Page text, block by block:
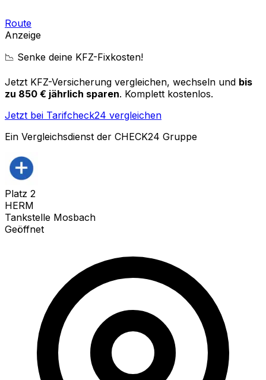
Route
Anzeige
📉 Senke deine KFZ-Fixkosten!
Jetzt KFZ-Versicherung vergleichen, wechseln und bis
zu 850 € jährlich sparen. Komplett kostenlos.
Jetzt bei Tarifcheck24 vergleichen
Ein Vergleichsdienst der CHECK24 Gruppe
Platz 2
HERM
Tankstelle Mosbach
Geöffnet